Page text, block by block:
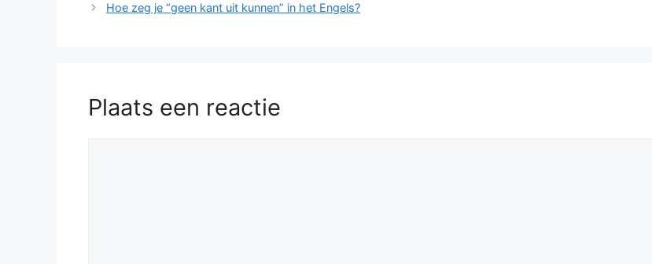
Hoe zeg je “geen kant uit kunnen” in het Engels?
Plaats een reactie